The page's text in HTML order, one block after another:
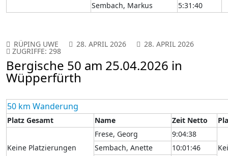
Sembach, Markus
5:31:40
RÜPING UWE 28. APRIL 2026 28. APRIL 2026
ZUGRIFFE: 298
Bergische 50 am 25.04.2026 in
Wüpperfürth
50 km Wanderung
Platz Gesamt Name Zeit Netto
Keine Platzierungen
Frese, Georg
9:04:38
Sembach, Anette
10:01:46